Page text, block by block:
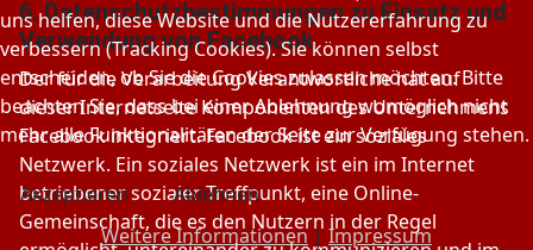
6. Datenschutzbestimmungen zu Einsatz und
Verwendung von Facebook
Der für die Verarbeitung Verantwortliche hat auf
dieser Internetseite Komponenten des Unternehmens
Facebook integriert. Facebook ist ein soziales
Netzwerk. Ein soziales Netzwerk ist ein im Internet
betriebener sozialer Treffpunkt, eine Online-
Gemeinschaft, die es den Nutzern in der Regel
uns helfen, diese Website und die Nutzererfahrung zu
verbessern (Tracking Cookies). Sie können selbst
entscheiden, ob Sie die Cookies zulassen möchten. Bitte
beachten Sie, dass bei einer Ablehnung womöglich nicht
mehr alle Funktionalitäten der Seite zur Verfügung stehen.
Akzeptieren
Ablehnen
Weitere Informationen |Impressum